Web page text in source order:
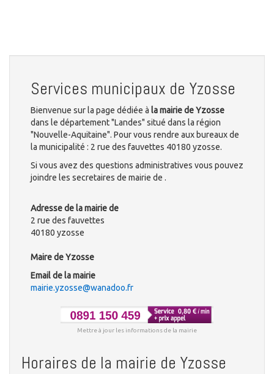
Services municipaux de Yzosse
Bienvenue sur la page dédiée à la mairie de Yzosse
dans le département "Landes" situé dans la région
"Nouvelle-Aquitaine". Pour vous rendre aux bureaux de
la municipalité : 2 rue des fauvettes 40180 yzosse.
Si vous avez des questions administratives vous pouvez
joindre les secretaires de mairie de .
Adresse de la mairie de
2 rue des fauvettes
40180 yzosse
Maire de Yzosse
Email de la mairie
mairie.yzosse@wanadoo.fr
Mettre à jour les informations de la mairie
Horaires de la mairie de Yzosse